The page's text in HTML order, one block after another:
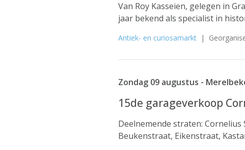
Van Roy Kasseien, gelegen in
jaar bekend als specialist in
Antiek- en curiosamarkt |
Zondag 09 augustus -
15de garageverkoop
Deelnemende straten:
Beukenstraat, Eikenstraat,